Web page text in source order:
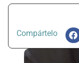
Compártelo